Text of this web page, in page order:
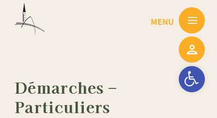
Ouvrir la
Démarches –
Particuliers